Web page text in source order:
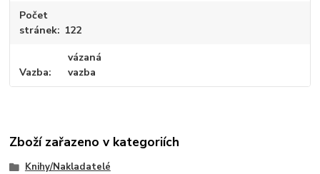
Počet
stránek
122
Vazba
vázaná
vazba
Zboží zařazeno v kategoriích
Knihy/Nakladatelé